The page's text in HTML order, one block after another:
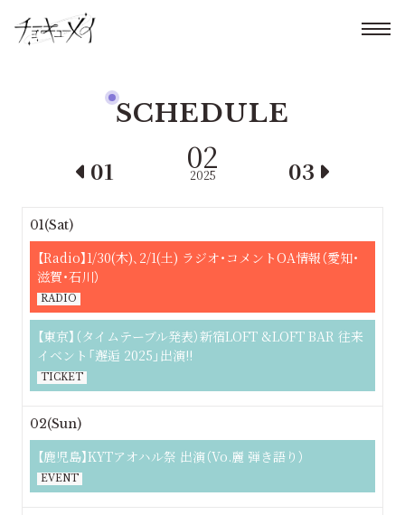
SCHEDULE
02
2025
01 03
01(Sat)
【Radio】1/30(木)､2/1(土) ラジオ・コメントOA情報（愛知・
滋賀・石川）
RADIO
【東京】（タイムテーブル発表）新宿LOFT &LOFT BAR 往来
イベント「邂逅 2025」出演!!
TICKET
02(Sun)
【鹿児島】KYTアオハル祭 出演（Vo.麗 弾き語り）
EVENT